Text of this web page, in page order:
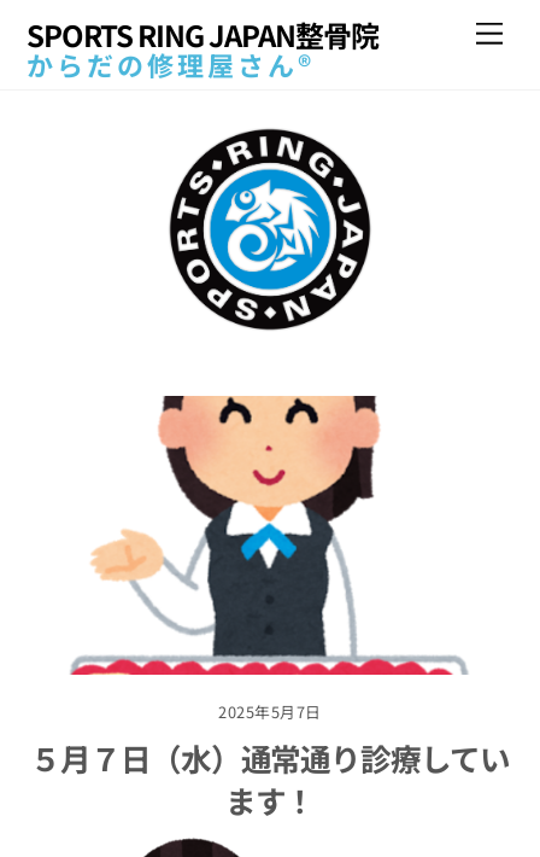
SPORTS RING JAPAN整骨院
からだの修理屋さん®
2025年5月7日
５月７日（水）通常通り診療してい
ます！